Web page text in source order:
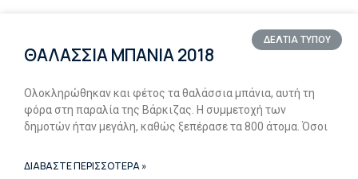
ΔΕΛΤΙΑ ΤΥΠΟΥ
ΘΑΛΑΣΣΙΑ ΜΠΑΝΙΑ 2018
Ολοκληρώθηκαν και φέτος τα θαλάσσια μπάνια, αυτή τη
φόρα στη παραλία της Βάρκιζας. Η συμμετοχή των
δημοτών ήταν μεγάλη, καθώς ξεπέρασε τα 800 άτομα. Όσοι
ΔΙΑΒΑΣΤΕ ΠΕΡΙΣΣΟΤΕΡΑ »